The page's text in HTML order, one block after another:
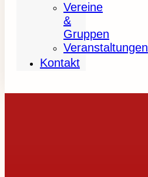
Vereine
&
Gruppen
Veranstaltungen
Kontakt